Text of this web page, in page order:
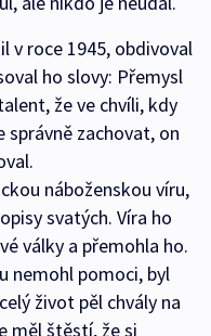
v roce 1945, obdivoval
ho slovy: Přemysl
že ve chvíli, kdy
správně zachovat, on
náboženskou víru,
svatých. Víra ho
války a přemohla ho.
nemohl pomoci, byl
život pěl chvály na
měl štěstí, že si